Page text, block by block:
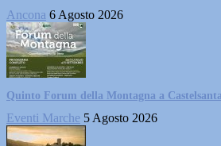
Ancona 6 Agosto 2026
Quinto Forum della Montagna a
Eventi Marche 5 Agosto 2026